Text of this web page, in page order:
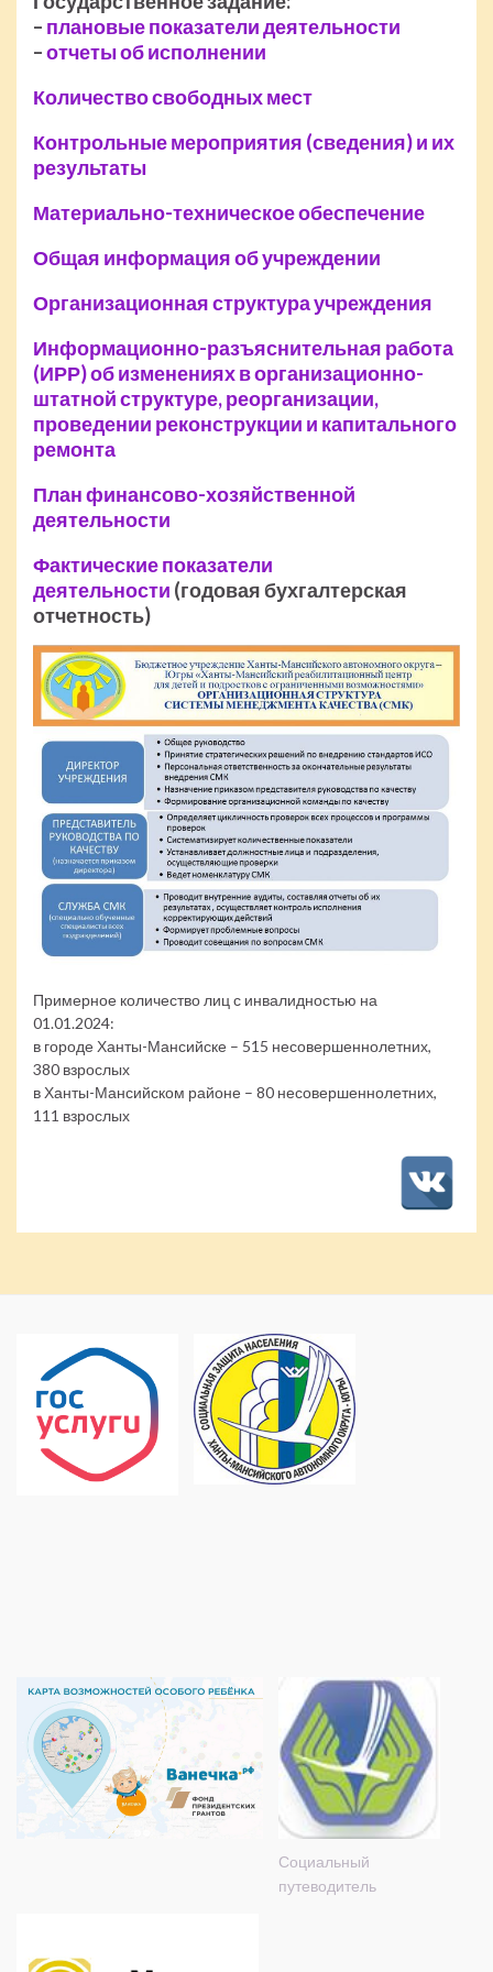
– плановые показатели деятельности
–отчеты об исполнении
Количество свободных мест
Контрольные мероприятия (сведения) и их
результаты
Материально-техническое обеспечение
Общая информация об учреждении
Организационная структура учреждения
Информационно-разъяснительная работа
(ИРР) об изменениях в организационно-
штатной структуре, реорганизации,
проведении реконструкции и капитального
ремонта
План финансово-хозяйственной
деятельности
Фактические показатели
деятельности (годовая бухгалтерская
отчетность)
Примерное количество лиц с инвалидностью на
01.01.2024:
в городе Ханты-Мансийске – 515 несовершеннолетних,
380 взрослых
в Ханты-Мансийском районе – 80 несовершеннолетних,
111 взрослых
Социальный
путеводитель